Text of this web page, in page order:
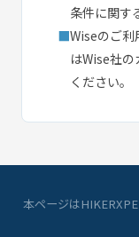
条件に関す
■Wiseのご利
はWise社
ください。
本ページは